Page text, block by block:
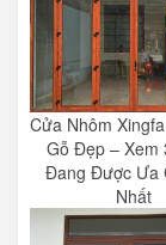
Cửa Nhôm
Gỗ Đẹp – Xem
Đang Được Ưa
Nhất